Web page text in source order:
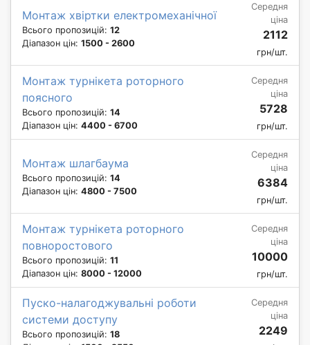
Монтаж хвіртки електромеханічної
Всього пропозицій: 12
Діапазон цін: 1500 - 2600
Середня
ціна
2112
грн/шт.
Монтаж турнікета роторного
поясного
Всього пропозицій: 14
Діапазон цін: 4400 - 6700
Середня
ціна
5728
грн/шт.
Монтаж шлагбаума
Всього пропозицій: 14
Діапазон цін: 4800 - 7500
Середня
ціна
6384
грн/шт.
Монтаж турнікета роторного
повноростового
Всього пропозицій: 11
Діапазон цін: 8000 - 12000
Середня
ціна
10000
грн/шт.
Пуско-налагоджувальні роботи
системи доступу
Всього пропозицій: 18
Середня
ціна
2249